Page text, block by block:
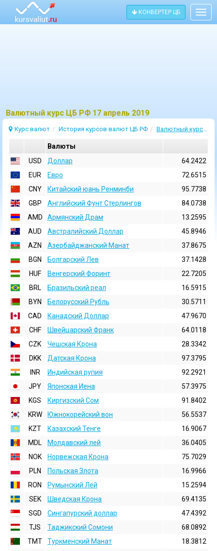
КОНВЕРТЕР ЦБ
Bалютный курс ЦБ РФ 17 апрель 2019
Курс валют История курсов валют ЦБ РФ Валютный курс 17 Апрель 2019
Валюты
USD
Доллар
64.2422
EUR
Евро
72.6515
CNY
Китайский юань Ренминби
95.7738
GBP
Английский Фунт Стерлингов
84.0738
AMD
Армянский Драм
13.2595
AUD
Австралийский Доллар
45.8946
AZN
Азербайджанский Манат
37.8675
BGN
Болгарский Лев
37.1428
HUF
Венгерский Форинт
22.7205
BRL
Бразильский реал
16.5915
BYN
Белорусский Рубль
30.5711
CAD
Канадский Доллар
47.9670
CHF
Швейцарский Франк
64.0118
CZK
Чешская Крона
28.3342
DKK
Датская Крона
97.3795
INR
Индийская pупия
92.2921
JPY
Японская Иена
57.3975
KGS
Киргизский Сом
91.8402
KRW
Южнокорейский вон
56.5537
KZT
Казахский Тенге
16.9067
MDL
Молдавский лей
36.0405
NOK
Норвежская Крона
75.7029
PLN
Польская Злота
16.9966
RON
Румынский Лей
15.2594
SEK
Шведская Крона
69.4135
SGD
Сингапурский доллар
47.4392
TJS
Таджикский Сомони
68.0892
TMT
Туркменский Манат
18.3812